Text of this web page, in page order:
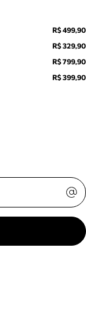
R$ 499,90
R$ 329,90
R$ 799,90
R$ 399,90